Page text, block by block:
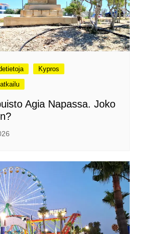
Kypros
Agia Napassa. Joko